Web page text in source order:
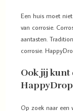
Een huis moet
van corrosie.
aantasten.
corrosie.
Ook jij kunt
Op zoek naar een